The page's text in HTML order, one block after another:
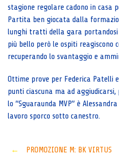
stagione regolare cadono in casa
Partita ben giocata dalla
lunghi tratti della gara portandosi
più bello però le ospiti reagiscono
recuperando lo svantaggio e
Ottime prove per Federica Patelli
punti ciascuna ma ad
lo “Sguaraunda MVP” è
lavoro sporco sotto canestro.
← PROMOZIONE M: BK VIRTUS